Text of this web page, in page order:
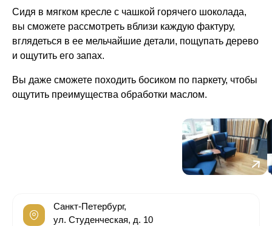
Сидя в мягком кресле с чашкой горячего шоколада,
вы сможете рассмотреть вблизи каждую фактуру,
вглядеться в ее мельчайшие детали, пощупать дерево
и ощутить его запах.
Вы даже сможете походить босиком по паркету, чтобы
ощутить преимущества обработки маслом.
Санкт-Петербург,
ул. Студенческая, д. 10